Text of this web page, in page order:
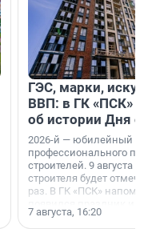
ГЭС, марки,
ВВП: в ГК «ПСК»
об истории Дня
2026-й — юбилейный
профессионального
строителей. 9 августа
строителя будет
раз. В ГК «ПСК»
поменялась роль
7 августа, 16:20